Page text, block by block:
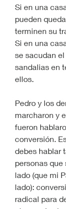
Si en una
pueden
terminen su
Si en una
se sacudan
sandalias en
ellos.
Pedro y los
marcharon y
fueron
conversión.
debes hablar
personas que
lado (que mi
lado):
radical para